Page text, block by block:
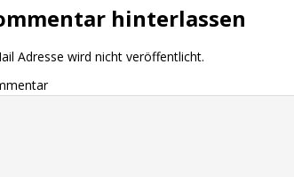
hinterlassen
Adresse wird nicht veröffentlicht.